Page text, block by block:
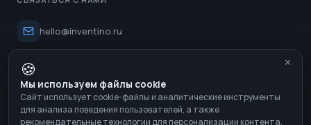
hello@inventino.ru
✕
🍪
Мы используем файлы cookie
Сайт использует cookie-файлы и аналитические инструменты
для анализа поведения пользователей, а также
рекомендательные технологии для персонализации контента.